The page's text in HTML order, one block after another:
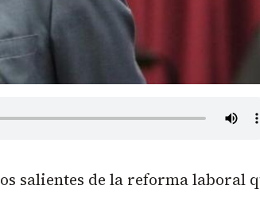
salientes de la reforma laboral